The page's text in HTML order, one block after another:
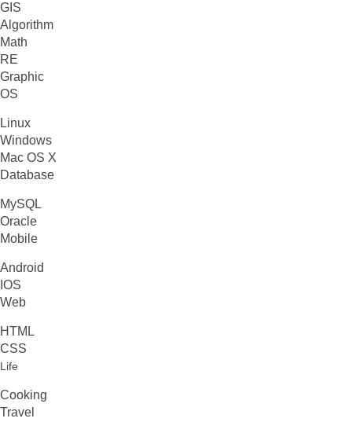
GIS
Algorithm
Math
RE
Graphic
OS
Linux
Windows
Mac OS X
Database
MySQL
Oracle
Mobile
Android
IOS
Web
HTML
CSS
Life
Cooking
Travel